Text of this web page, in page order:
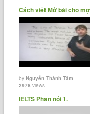
Cách viết Mở bài cho
byNguyễn Thành Tâm
2978 views
IELTS Phần nói 1.